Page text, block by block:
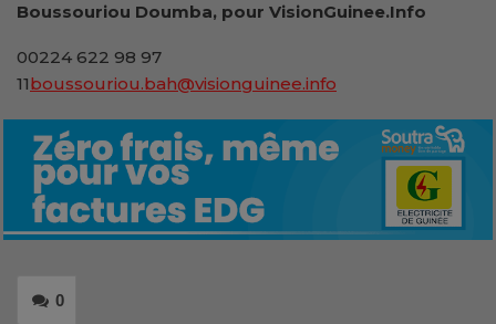
Boussouriou Doumba, pour VisionGuinee.Info
00224 622 98 97
11boussouriou.bah@visionguinee.info
0